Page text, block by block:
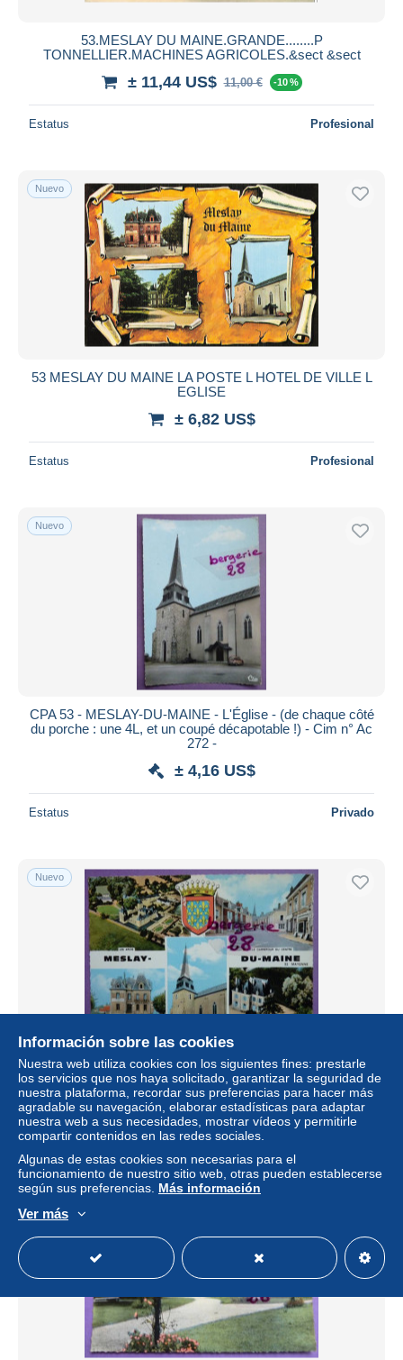
53.MESLAY DU MAINE.GRANDE........P
TONNELLIER.MACHINES AGRICOLES.&sect &sect
± 11,44 US$ 11,00 € -10 %
Estatus Profesional
Nuevo
53 MESLAY DU MAINE LA POSTE L HOTEL DE VILLE L
EGLISE
± 6,82 US$
Estatus Profesional
Nuevo
CPA 53 - MESLAY-DU-MAINE - L'Église - (de chaque côté
du porche : une 4L, et un coupé décapotable !) - Cim n° Ac
272 -
± 4,16 US$
Estatus Privado
Nuevo
CPA 53 - MESLAY-DU-MAINE - multi vues -
± 5,20 US$
Estatus
Información sobre las cookies
Nuestra web utiliza cookies con los siguientes fines: prestarle
los servicios que nos haya solicitado, garantizar la seguridad de
nuestra plataforma, recordar sus preferencias para hacer más
agradable su navegación, elaborar estadísticas para adaptar
nuestra web a sus necesidades, mostrar vídeos y permitirle
compartir contenidos en las redes sociales.
Algunas de estas cookies son necesarias para el
funcionamiento de nuestro sitio web, otras pueden establecerse
según sus preferencias. Más información
Ver más